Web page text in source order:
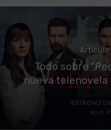
Artículo
Todo sobre
nueva telenovela